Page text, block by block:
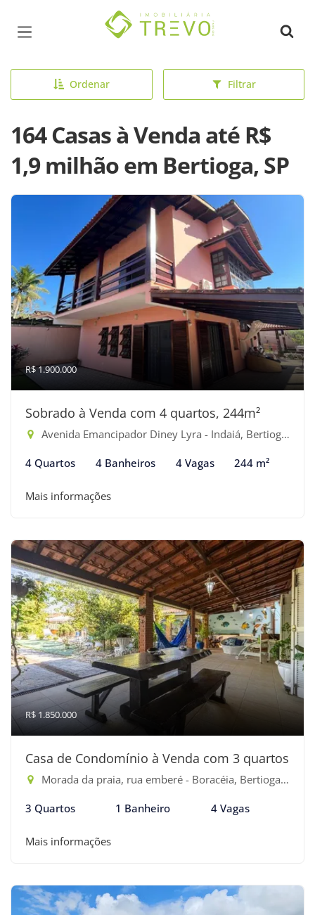
Página inicial
Ordenar Filtrar
164 Casas à Venda até R$
1,9 milhão em Bertioga, SP
R$ 1.900.000
Sobrado à Venda com 4 quartos, 244m²
Avenida Emancipador Diney Lyra - Indaiá, Bertioga-SP
4 Quartos 4 Banheiros 4 Vagas 244 m²
Mais informações
R$ 1.850.000
Casa de Condomínio à Venda com 3 quartos
Morada da praia, rua emberé - Boracéia, Bertioga-SP
3 Quartos 1 Banheiro 4 Vagas
Mais informações